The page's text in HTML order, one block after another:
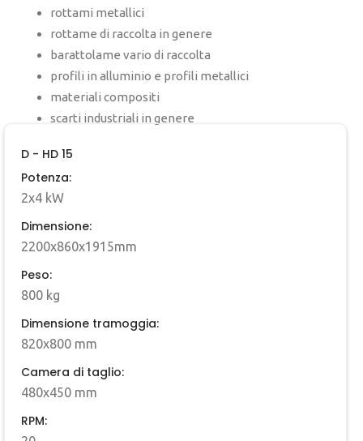
rottami metallici
rottame di raccolta in genere
barattolame vario di raccolta
profili in alluminio e profili metallici
materiali compositi
scarti industriali in genere
D - HD 15
Potenza:
2x4 kW
Dimensione:
2200x860x1915mm
Peso:
800 kg
Dimensione tramoggia:
820x800 mm
Camera di taglio:
480x450 mm
RPM: